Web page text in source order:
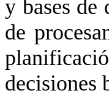
y bases de
de
decisiones